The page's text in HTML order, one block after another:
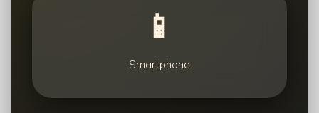
📱
Smartphone